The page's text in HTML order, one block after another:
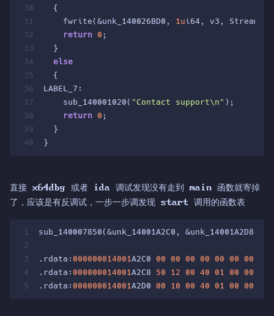
30
31
32
33
34
35
36
37
38
39
40
  {
    fwrite(&unk_140026BD0,
1ui64, v3, Stream);
return 0 ;
  }
else
  {
LABEL_7:
    sub_140001020(
"Contact support\n" );
return 0 ;
  }
}
直接 x64dbg 或者 ida 调试发现没有走到 main 函数就寄掉
了，应该是有反调试，一步一步调发现 start 调用的函数表
1
2
3
4
5
sub_140007850(&unk_14001A2C0, &unk_14001A2D8);
.rdata: 000000014001A2C0 00 00 00 00 00 00 00
.rdata: 000000014001A2C8 50 12 00 40 01 00 00
.rdata: 000000014001A2D0 00 10 00 40 01 00 00